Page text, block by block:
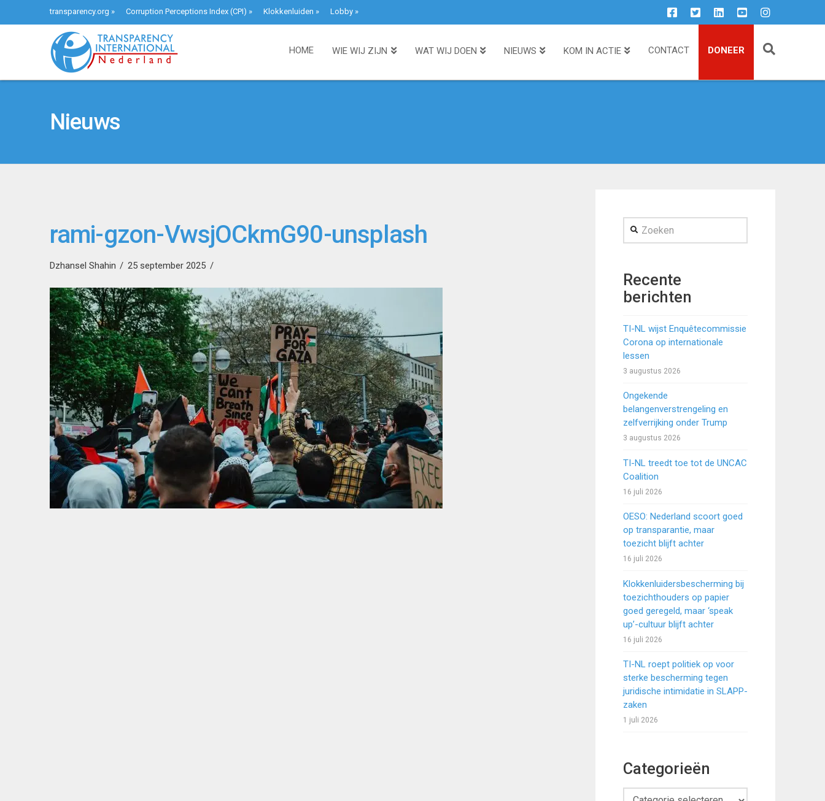
transparency.org » Corruption Perceptions Index (CPI) » Klokkenluiden » Lobby»
HOME WIE WIJ ZIJN WAT WIJ DOEN NIEUWS KOM IN ACTIE CONTACT DONEER
Nieuws
rami-gzon-VwsjOCkmG90-unsplash
Dzhansel Shahin 25 september 2025
Zoeken
Recente
berichten
TI-NL wijst Enquêtecommissie
Corona op internationale
lessen
3 augustus 2026
Ongekende
belangenverstrengeling en
zelfverrijking onder Trump
3 augustus 2026
TI-NL treedt toe tot de UNCAC
Coalition
16 juli 2026
OESO: Nederland scoort goed
op transparantie, maar
toezicht blijft achter
16 juli 2026
Klokkenluidersbescherming bij
toezichthouders op papier
goed geregeld, maar ‘speak
up’-cultuur blijft achter
16 juli 2026
TI-NL roept politiek op voor
sterke bescherming tegen
juridische intimidatie in SLAPP-
zaken
1 juli 2026
Categorieën
Categorieën